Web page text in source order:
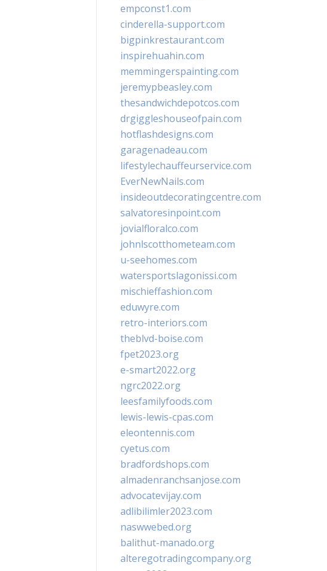
empconst1.com
cinderella-support.com
bigpinkrestaurant.com
inspirehuahin.com
memmingerspainting.com
jeremypbeasley.com
thesandwichdepotcos.com
drgiggleshouseofpain.com
hotflashdesigns.com
garagenadeau.com
lifestylechauffeurservice.com
EverNewNails.com
insideoutdecoratingcentre.com
salvatoresinpoint.com
jovialfloralco.com
johnlscotthometeam.com
u-seehomes.com
watersportslagonissi.com
mischieffashion.com
eduwyre.com
retro-interiors.com
theblvd-boise.com
fpet2023.org
e-smart2022.org
ngrc2022.org
leesfamilyfoods.com
lewis-lewis-cpas.com
eleontennis.com
cyetus.com
bradfordshops.com
almadenranchsanjose.com
advocatevijay.com
adlibilimler2023.com
naswwebed.org
balithut-manado.org
alteregotradingcompany.org